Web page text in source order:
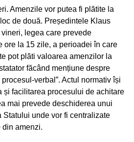
Amenzile vor putea fi plătite la
de două. Președintele Klaus
legea care prevede
ore la 15 zile, a perioadei în care
pot plăti valoarea amenzilor la
făcând mențiune despre
verbal”. Actul normativ își
și facilitarea procesului de achitare
mai prevede deschiderea unui
Statului unde vor fi centralizate
din amenzi.